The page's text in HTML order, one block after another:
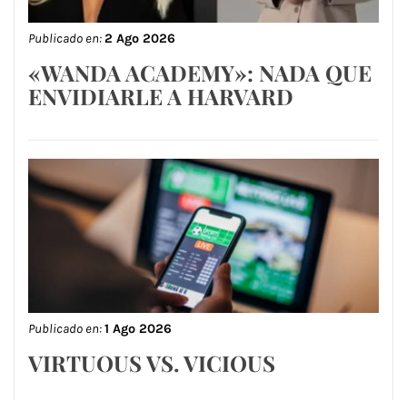
Publicado en:2 Ago 2026
«WANDA ACADEMY»: NADA QUE
ENVIDIARLE A HARVARD
Publicado en:1 Ago 2026
VIRTUOUS VS. VICIOUS